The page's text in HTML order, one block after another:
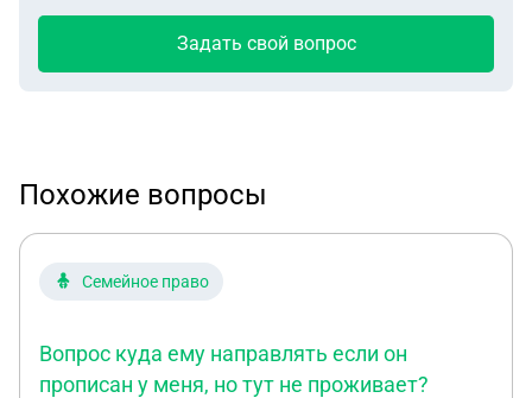
Задать свой вопрос
Похожие вопросы
Семейное право
Вопрос куда ему направлять если он
прописан у меня, но тут не проживает?